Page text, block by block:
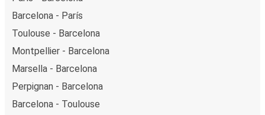
Barcelona - París
Toulouse - Barcelona
Montpellier - Barcelona
Marsella - Barcelona
Perpignan - Barcelona
Barcelona - Toulouse